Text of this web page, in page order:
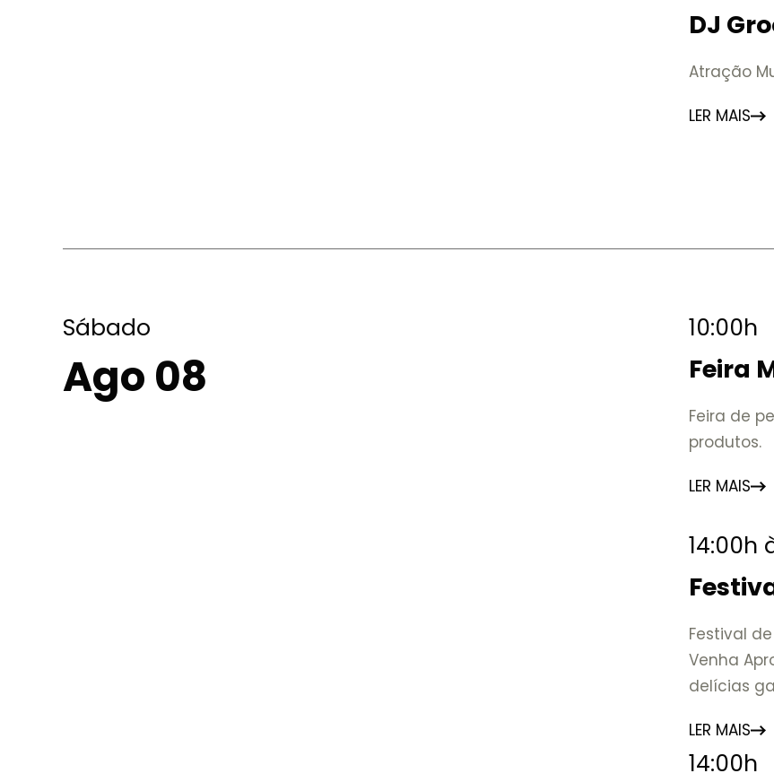
DJ
Atração
LER MAIS
Sábado
Ago 08
10:00h
Feira
Feira de
produtos.
LER MAIS
14:00h
Festival
Venha
delícias
LER MAIS
14:00h